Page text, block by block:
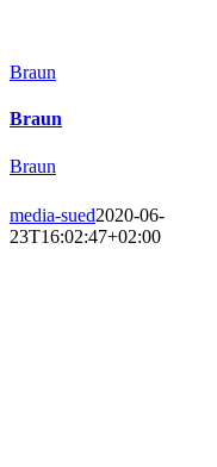
Braun
Braun
Braun
media-sued2020-06-
23T16:02:47+02:00